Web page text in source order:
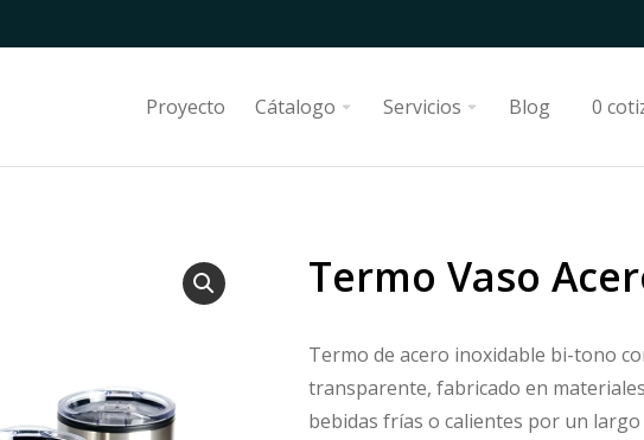
Proyecto Cátalogo Servicios Blog 0
Termo Vaso
Termo de acero inoxidable bi-tono
transparente, fabricado en
bebidas frías o calientes por un